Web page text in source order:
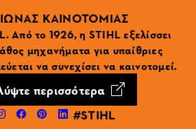
ΚΑΙΝΟΤΟΜΙΑΣ
Από το 1926, η STIHL εξελίσσει
μηχανήματα για υπαίθριες
να συνεχίσει να καινοτομεί.
περισσότερα
#STIHL